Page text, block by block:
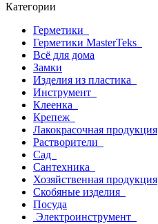
Категории
Герметики
Герметики MasterTeks
Всё для дома
Замки
Изделия из пластика
Инструмент
Клеенка
Крепеж
Лакокрасочная продукция
Растворители
Сад
Сантехника
Хозяйственная продукция
Скобяные изделия
Посуда
Электроинструмент